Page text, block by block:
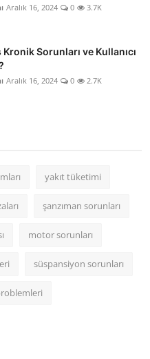
Aralık 16, 2024 0 3.7K
Kronik Sorunları ve Kullanıcı
Aralık 16, 2024 0 2.7K
yakıt tüketimi
şanzıman sorunları
motor sorunları
süspansiyon sorunları